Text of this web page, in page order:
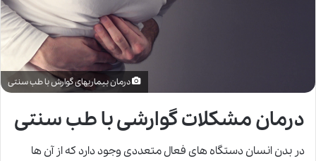
درمان بیماریهای گوارش با طب سنتی
درمان مشکلات گوارشی با طب سنتی
در بدن انسان دستگاه های فعال متعددی وجود دارد که از آن ها